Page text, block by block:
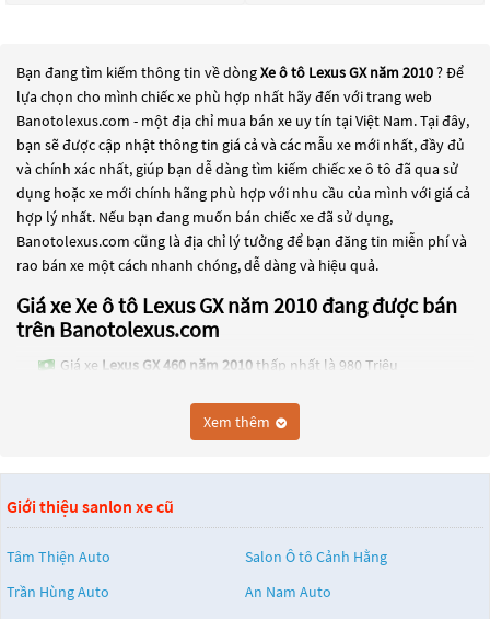
Bạn đang tìm kiếm thông tin về dòngXe ô tô Lexus GX năm 2010? Để
lựa chọn cho mình chiếc xe phù hợp nhất hãy đến với trang web
Banotolexus.com - một địa chỉ mua bán xe uy tín tại Việt Nam. Tại đây,
bạn sẽ được cập nhật thông tin giá cả và các mẫu xe mới nhất, đầy đủ
và chính xác nhất, giúp bạn dễ dàng tìm kiếm chiếc xe ô tô đã qua sử
dụng hoặc xe mới chính hãng phù hợp với nhu cầu của mình với giá cả
hợp lý nhất. Nếu bạn đang muốn bán chiếc xe đã sử dụng,
Banotolexus.com cũng là địa chỉ lý tưởng để bạn đăng tin miễn phí và
rao bán xe một cách nhanh chóng, dễ dàng và hiệu quả.
Giá xe Xe ô tô Lexus GX năm 2010 đang được bán
trên Banotolexus.com
Giá xe Lexus GX 460 năm 2010thấp nhất là 980 Triệu
Xe ô tô Lexus GX năm 2010đang trở thành một lựa chọn
phổ biến cho những người đang tìm kiếm chiếc xe đáng tin cậy. Và để
thành sự lựa chọn phổ biến. Các dòngXe ô tô Lexus GX năm 2010này
có thể là những dòng xe đời cũ đã được nâng cấp, hoặc là các dòng xe
mới với thiết kế hiện đại và công nghệ tiên tiến. Các dòng
này đều được kiểm tra và bảo dưỡng kỹ lưỡng để đảm
bảo chất lượng và hiệu suất tốt nhất. Nếu bạn đang tìm kiếm một
chiếc xe, hãy khám phá các dòng
Xe ô tô Lexus GX năm 2010
Xem thêm
Giới thiệu sanlon xe cũ
Tâm Thiện Auto
Salon Ô tô Cảnh Hằng
Trần Hùng Auto
An Nam Auto